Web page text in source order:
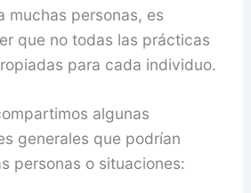
muchas personas, es
que no todas las prácticas
para cada individuo.
algunas
generales que podrían
personas o situaciones: